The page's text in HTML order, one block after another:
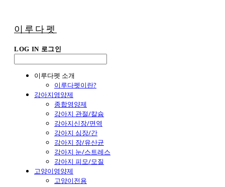
이루다펫
LOG IN 로그인
이루다펫 소개
이루다펫이란?
강아지영양제
종합영양제
강아지 관절/칼슘
강아지신장/면역
강아지 심장/간
강아지 장/유산균
강아지 눈/스트레스
강아지 피모/모질
고양이영양제
고양이전용